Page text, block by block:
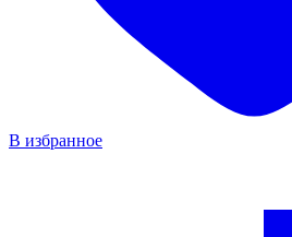
В избранное